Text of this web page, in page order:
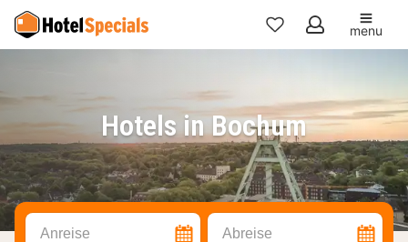
Meine
menu
Hotels in Bochum
Anreise Abreise